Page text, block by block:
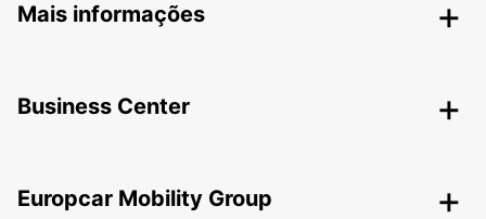
Mais informações
Business Center
Europcar Mobility Group